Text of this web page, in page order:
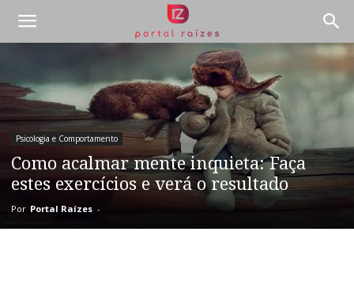
Psicologia e Comportamento
Como acalmar mente inquieta: Faça
estes exercícios e verá o resultado
Por Portal Raízes -